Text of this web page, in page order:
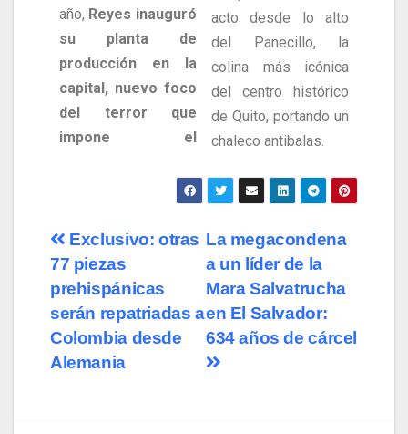
año, Reyes inauguró
su planta de
producción en la
capital, nuevo foco
del terror que
impone el
acto desde lo alto
del Panecillo, la
colina más icónica
del centro histórico
de Quito, portando un
chaleco antibalas.
La megacondena
a un líder de la
Mara Salvatrucha
en El Salvador:
634 años de cárcel
Exclusivo: otras
77 piezas
prehispánicas
serán repatriadas a
Colombia desde
Alemania